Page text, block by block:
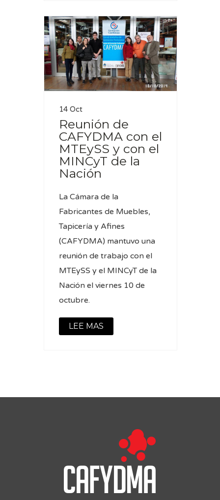
14 Oct
Reunión de
CAFYDMA con el
MTEySS y con el
MINCyT de la
Nación
La Cámara de la
Fabricantes de Muebles,
Tapicería y Afines
(CAFYDMA) mantuvo una
reunión de trabajo con el
MTEySS y el MINCyT de la
Nación el viernes 10 de
octubre.
LEE MAS